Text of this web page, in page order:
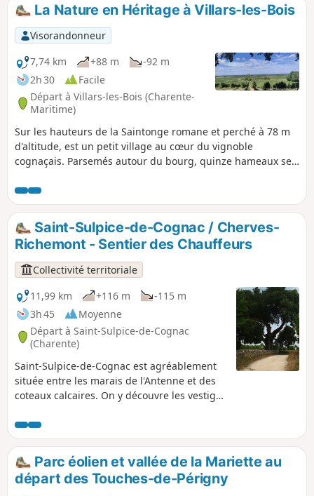
La Nature en Héritage à Villars-les-Bois
Visorandonneur
7,74 km
+88 m
-92 m
2h 30
Facile
Départ à Villars-les-Bois (Charente-
Maritime)
Sur les hauteurs de la Saintonge romane et perché à 78 m
d'altitude, est un petit village au cœur du vignoble
cognaçais. Parsemés autour du bourg, quinze hameaux se
Le terroir est principalement constitué de cultures, vignes
et bois. Au fil des saisons, découvrez un riche patrimoine
botanique et faunistique à sauvegarder.
Saint-Sulpice-de-Cognac / Cherves-
Richemont - Sentier des Chauffeurs
Collectivité territoriale
11,99 km
+116 m
-115 m
3h 45
Moyenne
Départ à Saint-Sulpice-de-Cognac
(Charente)
Saint-Sulpice-de-Cognac est agréablement
située entre les marais de l'Antenne et des
coteaux calcaires. On y découvre les vestiges
de fer départementaux. Cherves-Richemont
est baignée par l'Antenne et offre une
diversité de paysages imprévus. Le
patrimoine historique est riche: églises
romanes, Château Chesnel, moulins, logis...
Parc éolien et vallée de la Mariette au
départ des Touches-de-Périgny